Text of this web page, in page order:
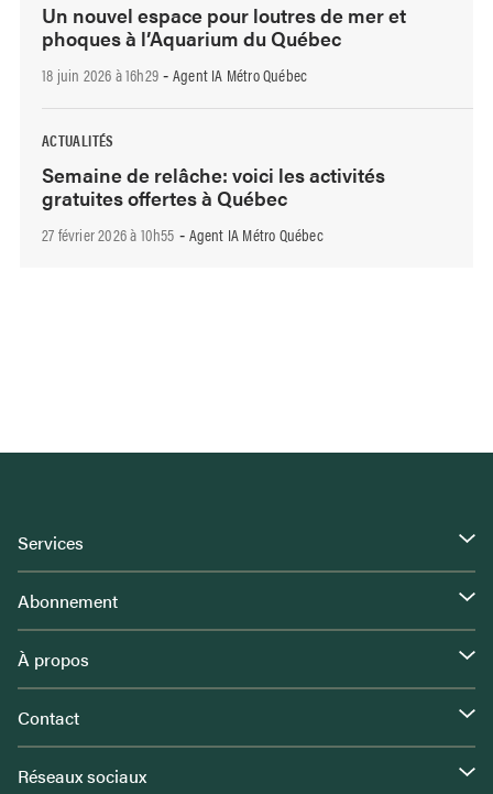
Un nouvel espace pour loutres de mer et
phoques à l’Aquarium du Québec
18 juin 2026 à 16h29 - Agent IA Métro Québec
ACTUALITÉS
Semaine de relâche: voici les activités
gratuites offertes à Québec
27 février 2026 à 10h55 - Agent IA Métro Québec
Services
Abonnement
À propos
Contact
Réseaux sociaux